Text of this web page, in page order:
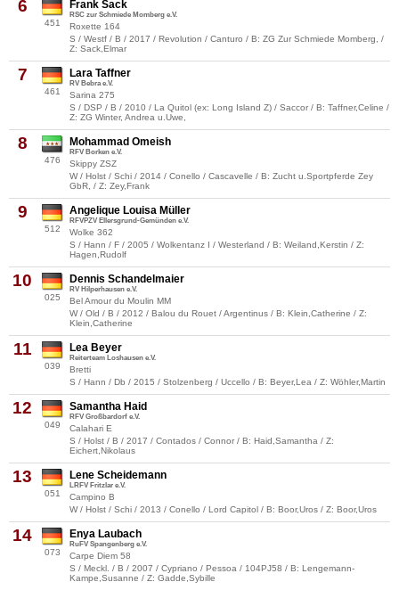
6
451
Frank Sack
RSC zur Schmiede Momberg e.V.
Roxette 164
S / Westf / B / 2017 / Revolution / Canturo / B: ZG Zur Schmiede Momberg, /
Z: Sack,Elmar
7
461
Lara Taffner
RV Bebra e.V.
Sarina 275
S / DSP / B / 2010 / La Quitol (ex: Long Island Z) / Saccor / B: Taffner,Celine /
Z: ZG Winter, Andrea u.Uwe,
8
476
Mohammad Omeish
RFV Borken e.V.
Skippy ZSZ
W / Holst / Schi / 2014 / Conello / Cascavelle / B: Zucht u.Sportpferde Zey
GbR, / Z: Zey,Frank
9
512
Angelique Louisa Müller
RFVPZV Ellersgrund-Gemünden e.V.
Wolke 362
S / Hann / F / 2005 / Wolkentanz I / Westerland / B: Weiland,Kerstin / Z:
Hagen,Rudolf
10
025
Dennis Schandelmaier
RV Hilperhausen e.V.
Bel Amour du Moulin MM
W / Old / B / 2012 / Balou du Rouet / Argentinus / B: Klein,Catherine / Z:
Klein,Catherine
11
039
Lea Beyer
Reiterteam Loshausen e.V.
Bretti
S / Hann / Db / 2015 / Stolzenberg / Uccello / B: Beyer,Lea / Z: Wöhler,Martin
12
049
Samantha Haid
RFV Großbardorf e.V.
Calahari E
S / Holst / B / 2017 / Contados / Connor / B: Haid,Samantha / Z:
Eichert,Nikolaus
13
051
Lene Scheidemann
LRFV Fritzlar e.V.
Campino B
W / Holst / Schi / 2013 / Conello / Lord Capitol / B: Boor,Uros / Z: Boor,Uros
14
073
Enya Laubach
RuFV Spangenberg e.V.
Carpe Diem 58
S / Meckl. / B / 2007 / Cypriano / Pessoa / 104PJ58 / B: Lengemann-
Kampe,Susanne / Z: Gadde,Sybille